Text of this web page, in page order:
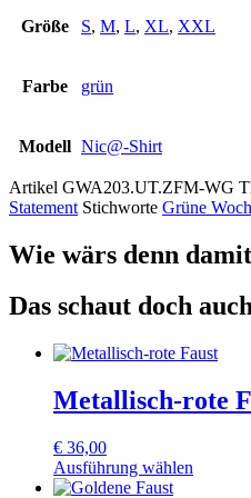
Größe S, M, L, XL, XXL
Farbe grün
Modell Nic@-Shirt
Artikel GWA203.UT.ZFM-WG
Statement Stichworte Grüne
Wie wärs denn
Das schaut doch
Metallisch-rote
€ 36,00
Ausführung wählen
Dieses